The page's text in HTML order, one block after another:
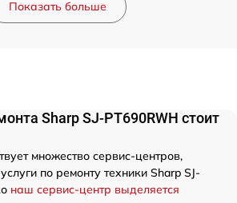
Показать больше
Sharp SJ-PT690RWH стоит
множество сервис-центров,
по ремонту техники Sharp SJ-
наш сервис-центр выделяется